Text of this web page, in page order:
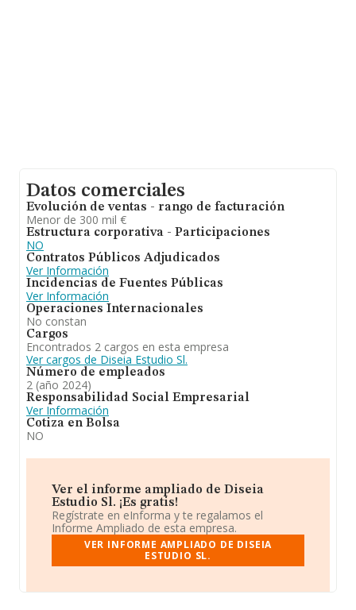
Datos comerciales
Evolución de ventas - rango de facturación
Menor de 300 mil €
Estructura corporativa - Participaciones
NO
Contratos Públicos Adjudicados
Ver Información
Incidencias de Fuentes Públicas
Ver Información
Operaciones Internacionales
No constan
Cargos
Encontrados 2 cargos en esta empresa
Ver cargos de Diseia Estudio Sl.
Número de empleados
2 (año 2024)
Responsabilidad Social Empresarial
Ver Información
Cotiza en Bolsa
NO
Ver el informe ampliado de Diseia
Estudio Sl. ¡Es gratis!
Regístrate en eInforma y te regalamos el
Informe Ampliado de esta empresa.
VER INFORME AMPLIADO DE DISEIA
ESTUDIO SL.